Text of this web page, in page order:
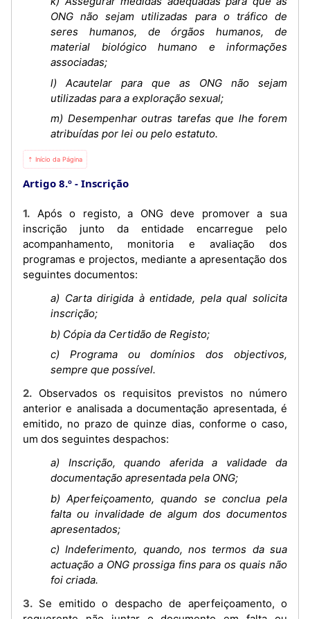
ONG não sejam utilizadas para o tráfico de
seres humanos, de órgãos humanos, de
material biológico humano e informações
associadas;
l) Acautelar para que as ONG não sejam
utilizadas para a exploração sexual;
m) Desempenhar outras tarefas que lhe forem
atribuídas por lei ou pelo estatuto.
⇡ Início da Página
Artigo 8.º Inscrição
1. Após o registo, a ONG deve promover a sua
inscrição junto da entidade encarregue pelo
acompanhamento, monitoria e avaliação dos
programas e projectos, mediante a apresentação dos
seguintes documentos:
a) Carta dirigida à entidade, pela qual solicita
inscrição;
b) Cópia da Certidão de Registo;
c) Programa ou domínios dos objectivos,
sempre que possível.
2. Observados os requisitos previstos no número
anterior e analisada a documentação apresentada, é
emitido, no prazo de quinze dias, conforme o caso,
um dos seguintes despachos:
a) Inscrição, quando aferida a validade da
documentação apresentada pela ONG;
b) Aperfeiçoamento, quando se conclua pela
falta ou invalidade de algum dos documentos
apresentados;
c) Indeferimento, quando, nos termos da sua
actuação a ONG prossiga fins para os quais não
foi criada.
3. Se emitido o despacho de aperfeiçoamento, o